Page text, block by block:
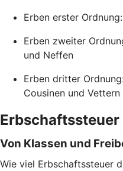
Erben erster
Erben zweiter
und Neffen
Erben dritter
Cousinen und Vettern
Erbschaftssteuer
Von Klassen und
Wie viel Erbschaftssteuer